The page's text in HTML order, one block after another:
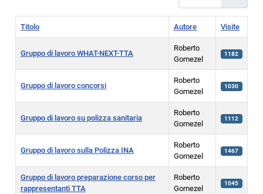
Titolo Autore Visite
Gruppo di lavoro WHAT-NEXT-TTA
Roberto
Gomezel
1182
Gruppo di lavoro concorsi
Roberto
Gomezel
1030
Gruppo di lavoro su polizza sanitaria
Roberto
Gomezel
1112
Gruppo di lavoro sulla Polizza INA
Roberto
Gomezel
1467
Gruppo di lavoro preparazione corso per
rappresentanti TTA
Roberto
Gomezel
1045